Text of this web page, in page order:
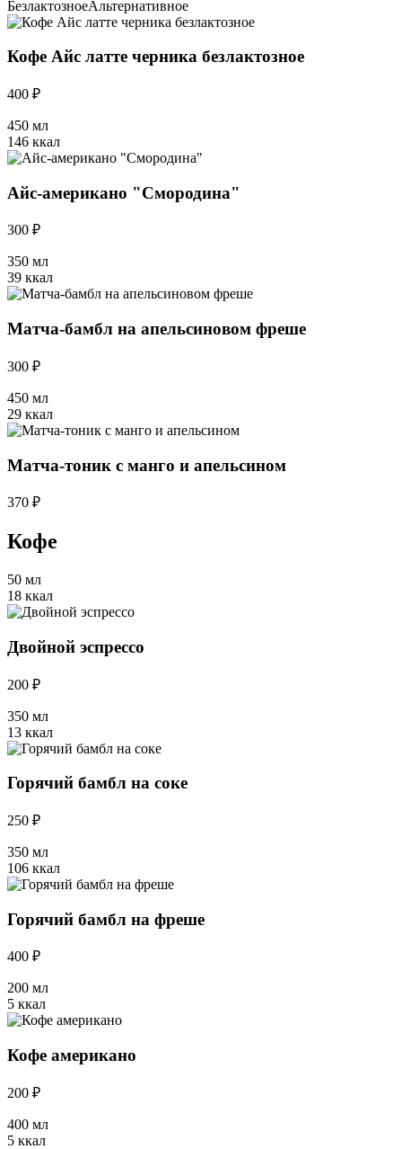
БезлактозноеАльтернативное
Кофе Айс латте черника безлактозное
400 ₽
450 мл
146 ккал
Айс-американо "Смородина"
300 ₽
350 мл
39 ккал
Матча-бамбл на апельсиновом фреше
300 ₽
450 мл
29 ккал
Матча-тоник с манго и апельсином
370 ₽
Кофе
50 мл
18 ккал
Двойной эспрессо
200 ₽
350 мл
13 ккал
Горячий бамбл на соке
250 ₽
350 мл
106 ккал
Горячий бамбл на фреше
400 ₽
200 мл
5 ккал
Кофе американо
200 ₽
400 мл
5 ккал